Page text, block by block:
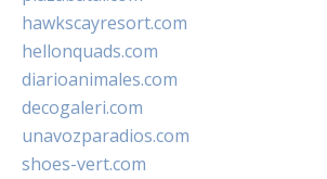
hawkscayresort.com
hellonquads.com
diarioanimales.com
decogaleri.com
unavozparadios.com
shoes-vert.com